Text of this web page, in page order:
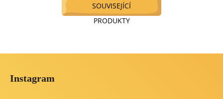
SOUVISEJÍCÍ
PRODUKTY
Instagram